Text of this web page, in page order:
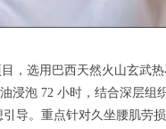
选用巴西天然火山玄武热
浸泡 72 小时，结合深层组
导。重点针对久坐腰肌劳